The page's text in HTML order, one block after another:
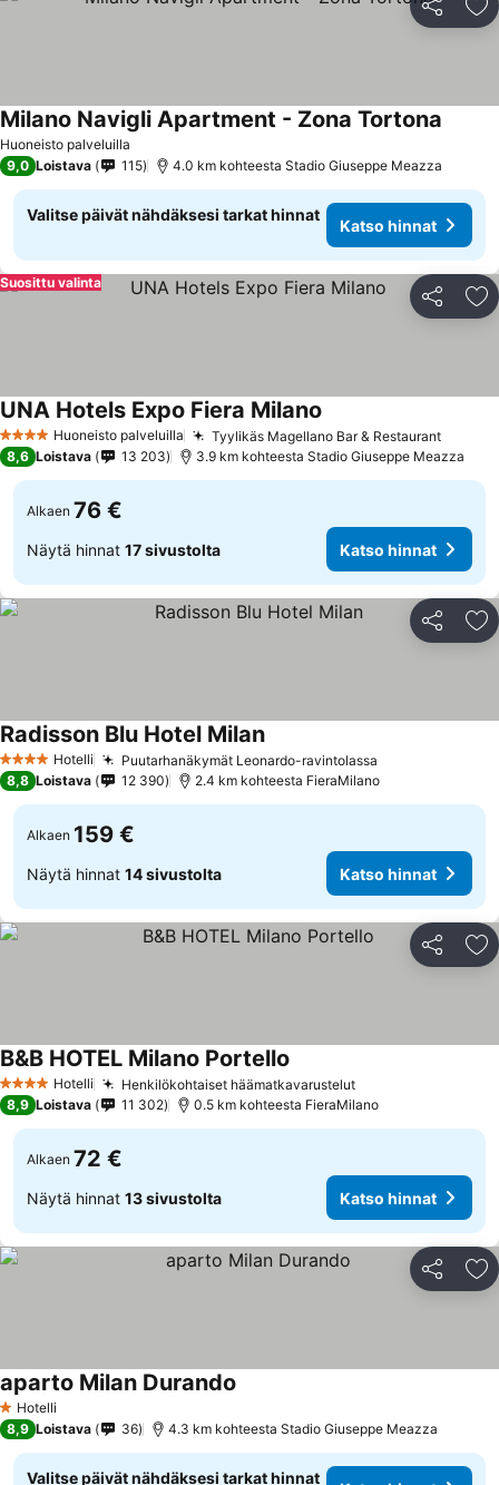
Jaa
Huoneisto palveluilla
Milano Navigli Apartment - Zona Tortona
9,0 Loistava 115 4.0 km kohteesta Stadio Giuseppe Meazza
Valitse päivät nähdäksesi tarkat hinnat
Katso hinnat
Jaa
Suosittu valinta
4 TähtiluokitusHuoneisto palveluilla Tyylikäs Magellano Bar & Restaurant
UNA Hotels Expo Fiera Milano
8,6 Loistava 13 203 3.9 km kohteesta Stadio Giuseppe Meazza
Alkaen 76 €
Näytä hinnat 17 sivustolta Katso hinnat
Jaa
4 Tähtiluokitus
Hotelli Puutarhanäkymät Leonardo-ravintolassa
Radisson Blu Hotel Milan
8,8 Loistava 12 390 2.4 km kohteesta FieraMilano
Alkaen 159 €
Näytä hinnat 14 sivustolta Katso hinnat
Jaa
4 Tähtiluokitus
Hotelli Henkilökohtaiset häämatkavarustelut
B&B HOTEL Milano Portello
8,9 Loistava 11 302 0.5 km kohteesta FieraMilano
Alkaen 72 €
Näytä hinnat 13 sivustolta Katso hinnat
Jaa
1 Tähtiluokitus
Hotelli
aparto Milan Durando
8,9 Loistava 36 4.3 km kohteesta Stadio Giuseppe Meazza
Valitse päivät nähdäksesi tarkat hinnat